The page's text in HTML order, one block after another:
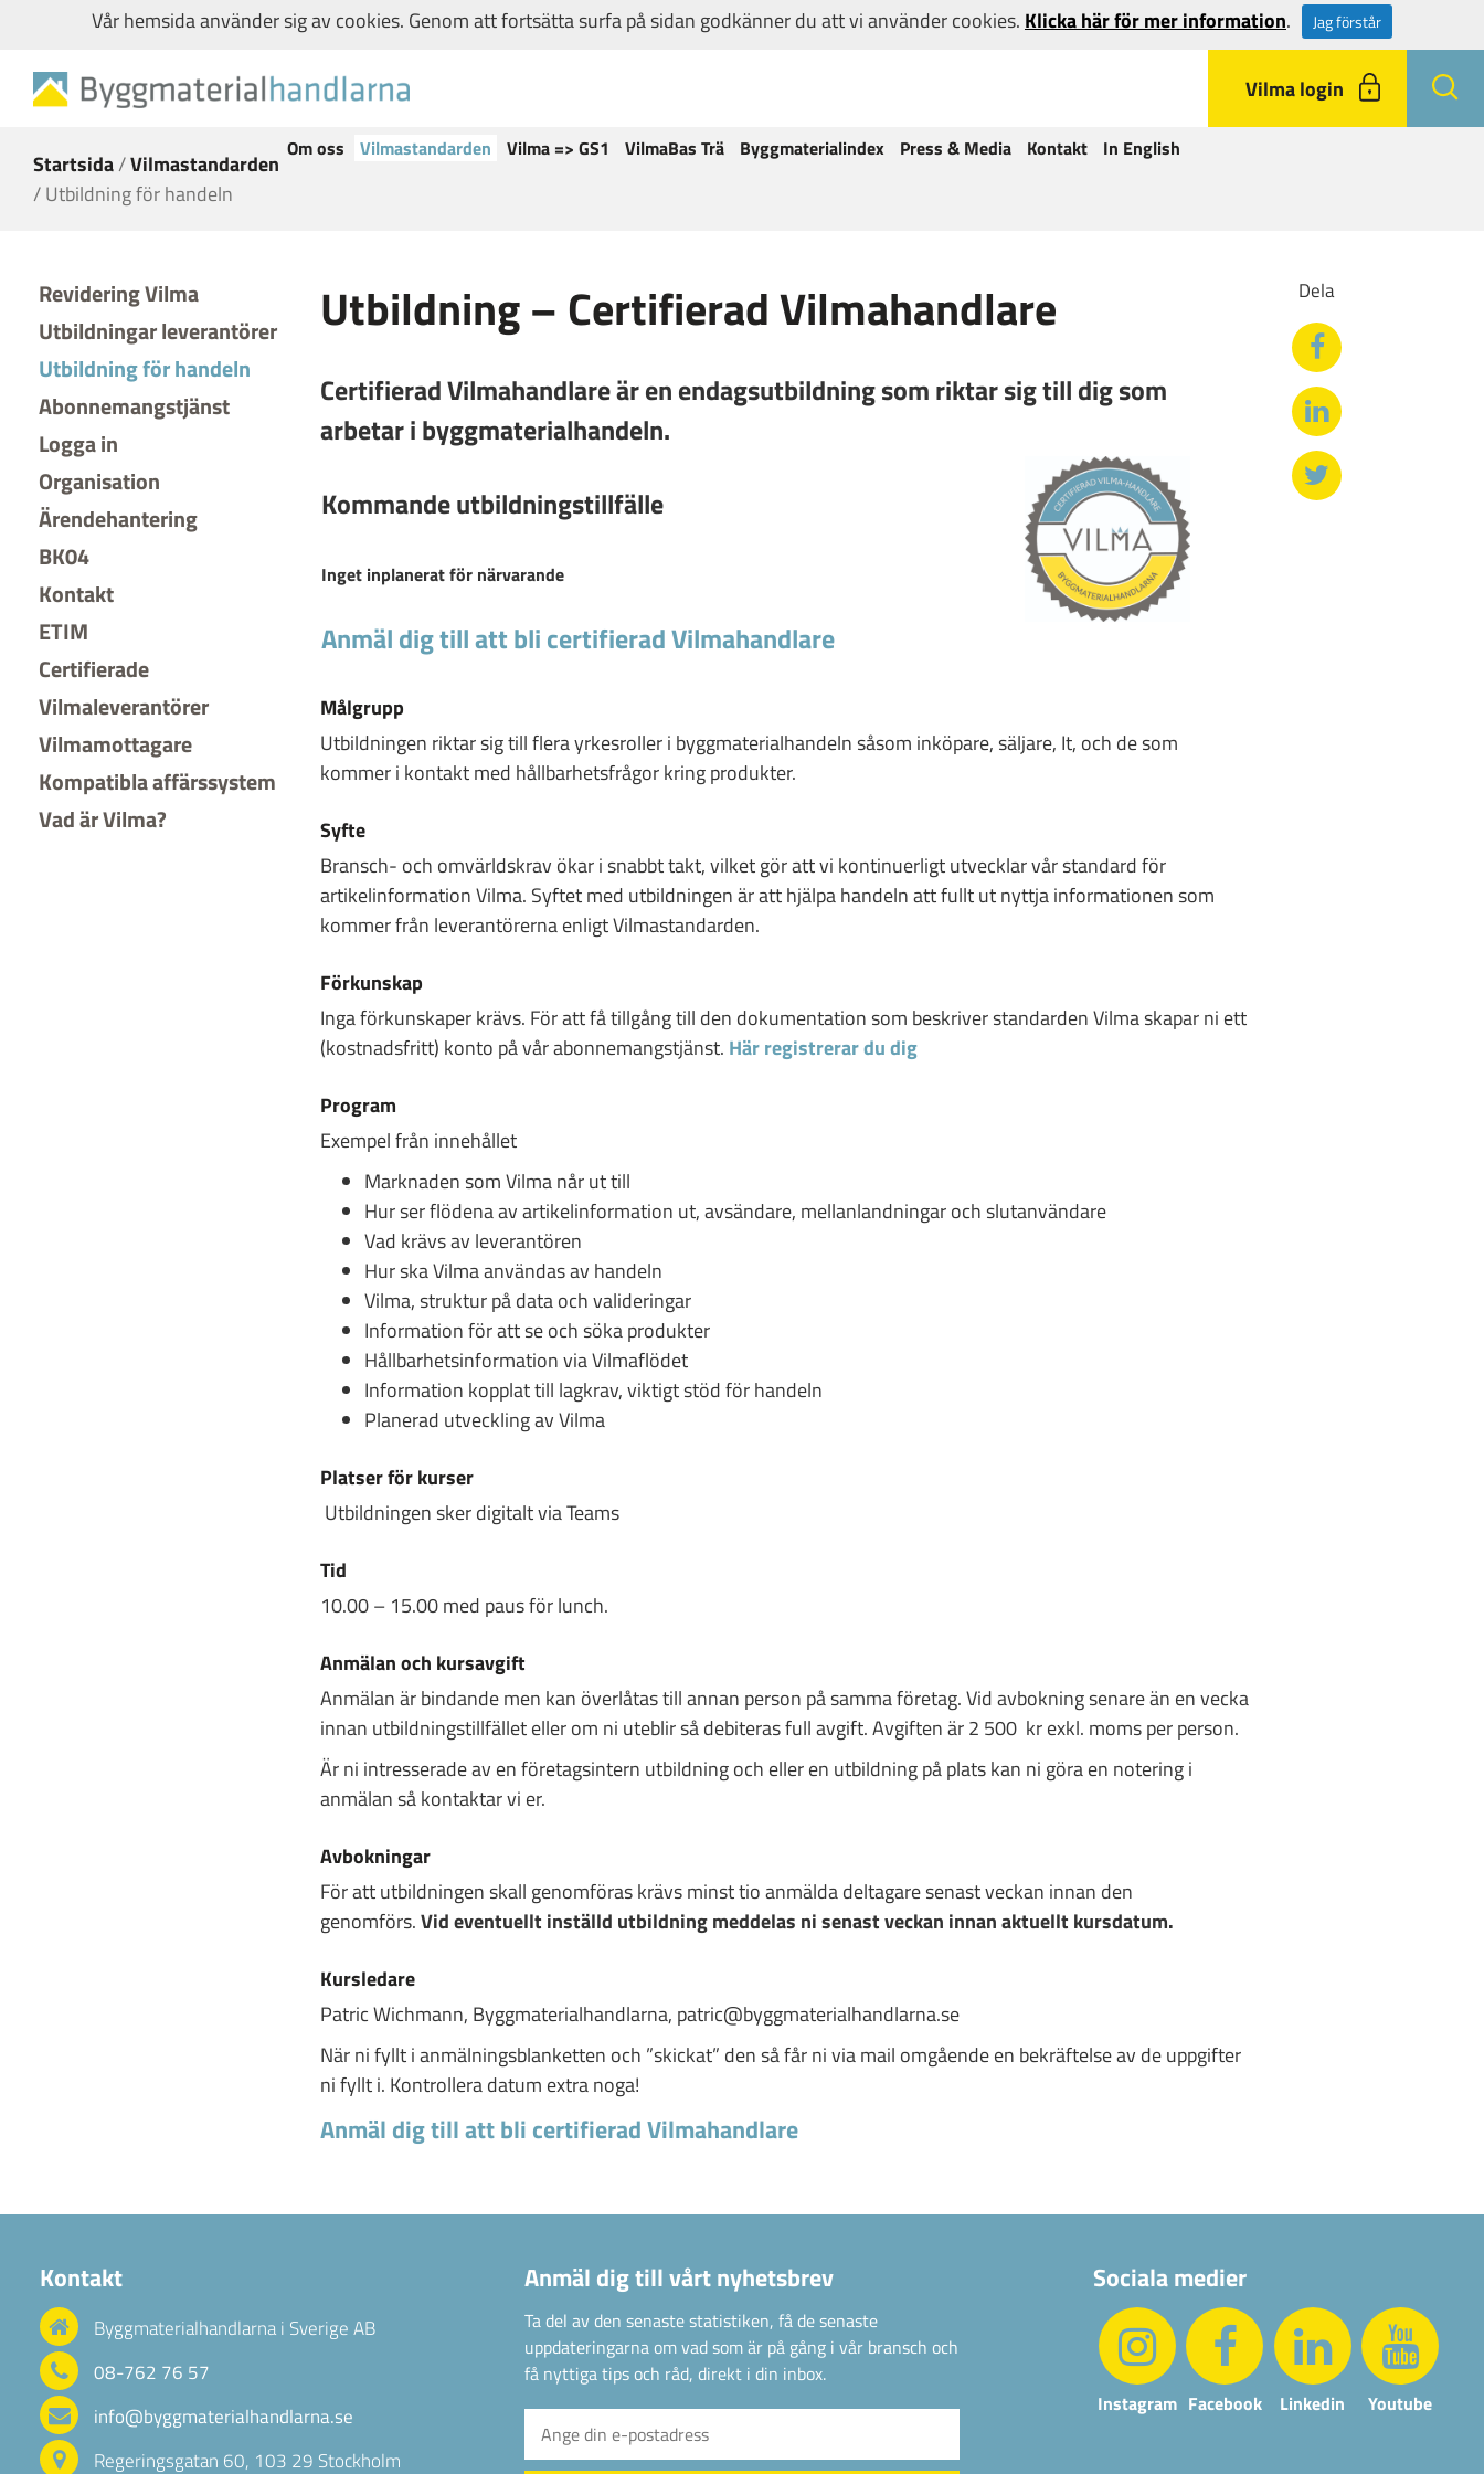
Vilma login
Om oss Vilmastandarden Vilma => GS1 VilmaBas Trä Byggmaterialindex Press & Media Kontakt In English
Startsida/Vilmastandarden
/Utbildning för handeln
Revidering Vilma
Utbildningar leverantörer
Utbildning för handeln
Abonnemangstjänst
Logga in
Organisation
Ärendehantering
BK04
Kontakt
ETIM
Certifierade
Vilmaleverantörer
Vilmamottagare
Kompatibla affärssystem
Vad är Vilma?
Utbildning – Certifierad Vilmahandlare
Certifierad Vilmahandlare är en endagsutbildning som riktar sig till dig som
arbetar i byggmaterialhandeln.
Kommande utbildningstillfälle
Inget inplanerat för närvarande
Anmäl dig till att bli certifierad Vilmahandlare
Målgrupp
Utbildningen riktar sig till flera yrkesroller i byggmaterialhandeln såsom inköpare, säljare, It, och de som
kommer i kontakt med hållbarhetsfrågor kring produkter.
Syfte
Bransch- och omvärldskrav ökar i snabbt takt, vilket gör att vi kontinuerligt utvecklar vår standard för
artikelinformation Vilma. Syftet med utbildningen är att hjälpa handeln att fullt ut nyttja informationen som
kommer från leverantörerna enligt Vilmastandarden.
Förkunskap
Inga förkunskaper krävs. För att få tillgång till den dokumentation som beskriver standarden Vilma skapar ni ett
(kostnadsfritt) konto på vår abonnemangstjänst. Här registrerar du dig
Program
Exempel från innehållet
Marknaden som Vilma når ut till
Hur ser flödena av artikelinformation ut, avsändare, mellanlandningar och slutanvändare
Vad krävs av leverantören
Hur ska Vilma användas av handeln
Vilma, struktur på data och valideringar
Information för att se och söka produkter
Hållbarhetsinformation via Vilmaflödet
Information kopplat till lagkrav, viktigt stöd för handeln
Planerad utveckling av Vilma
Platser för kurser
Utbildningen sker digitalt via Teams
Tid
10.00 – 15.00 med paus för lunch.
Anmälan och kursavgift
Anmälan är bindande men kan överlåtas till annan person på samma företag. Vid avbokning senare än en vecka
innan utbildningstillfället eller om ni uteblir så debiteras full avgift. Avgiften är 2 500 kr exkl. moms per person.
Är ni intresserade av en företagsintern utbildning och eller en utbildning på plats kan ni göra en notering i
anmälan så kontaktar vi er.
Avbokningar
För att utbildningen skall genomföras krävs minst tio anmälda deltagare senast veckan innan den
genomförs.Vid eventuellt inställd utbildning meddelas ni senast veckan innan aktuellt kursdatum.
Kursledare
Patric Wichmann, Byggmaterialhandlarna, patric@byggmaterialhandlarna.se
När ni fyllt i anmälningsblanketten och ”skickat” den så får ni via mail omgående en bekräftelse av de uppgifter
ni fyllt i. Kontrollera datum extra noga!
Anmäl dig till att bli certifierad Vilmahandlare
Dela
Kontakt
Byggmaterialhandlarna i Sverige AB
08-762 76 57
info@byggmaterialhandlarna.se
Regeringsgatan 60, 103 29 Stockholm
Anmäl dig till vårt nyhetsbrev
Ta del av den senaste statistiken, få de senaste
uppdateringarna om vad som är på gång i vår bransch och
få nyttiga tips och råd, direkt i din inbox.
Sociala medier
Instagram Facebook Linkedin Youtube
Vår hemsida använder sig av cookies. Genom att fortsätta surfa på sidan godkänner du att vi använder cookies. Klicka här för mer information. Jag förstår